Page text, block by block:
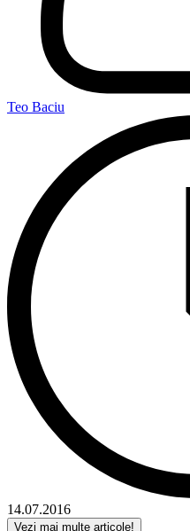
Teo Baciu
14.07.2016
Vezi mai multe articole!